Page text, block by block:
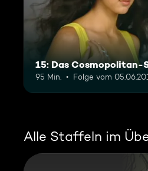
15: Das Cosmopolitan-
95 Min. Folge vom
Alle Staffeln im